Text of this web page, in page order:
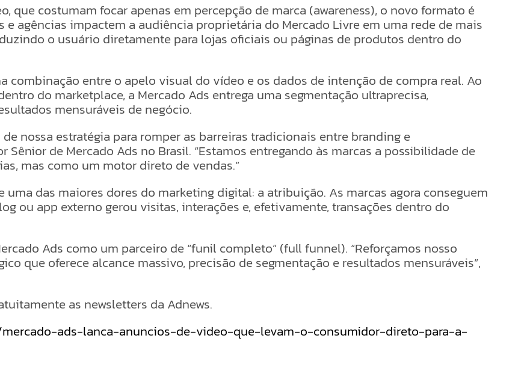
que costumam focar apenas em percepção de marca (awareness), o novo formato é
agências impactem a audiência proprietária do Mercado Livre em uma rede de mais
o usuário diretamente para lojas oficiais ou páginas de produtos dentro do
combinação entre o apelo visual do vídeo e os dados de intenção de compra real. Ao
do marketplace, a Mercado Ads entrega uma segmentação ultraprecisa,
mensuráveis de negócio.
nossa estratégia para romper as barreiras tradicionais entre branding e
Sênior de Mercado Ads no Brasil. “Estamos entregando às marcas a possibilidade de
mas como um motor direto de vendas.”
uma das maiores dores do marketing digital: a atribuição. As marcas agora conseguem
ou app externo gerou visitas, interações e, efetivamente, transações dentro do
Ads como um parceiro de “funil completo” (full funnel). “Reforçamos nosso
que oferece alcance massivo, precisão de segmentação e resultados mensuráveis”,
as newsletters da Adnews.
ads-lanca-anuncios-de-video-que-levam-o-consumidor-direto-para-a-